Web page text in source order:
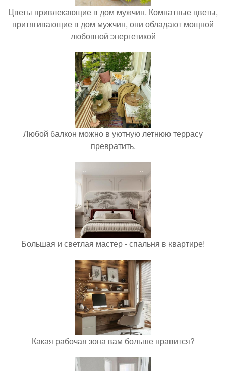
Цветы привлекающие в дом мужчин. Комнатные цветы,
притягивающие в дом мужчин, они обладают мощной
любовной энергетикой
Любой балкон можно в уютную летнюю террасу
превратить.
Большая и светлая мастер - спальня в квартире!
Какая рабочая зона вам больше нравится?